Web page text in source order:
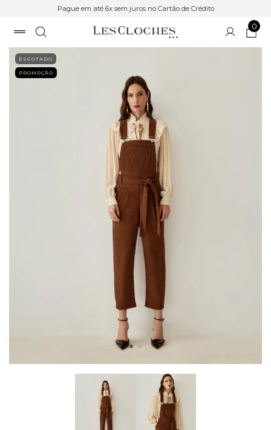
Pague em até 6x sem juros no Cartão de Crédito
0
ESGOTADO
PROMOÇÃO